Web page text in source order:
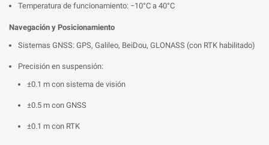
Temperatura de funcionamiento: −10°C a 40°C
Navegación y Posicionamiento
Sistemas GNSS: GPS, Galileo, BeiDou, GLONASS (con RTK habilitado)
Precisión en suspensión:
±0.1 m con sistema de visión
±0.5 m con GNSS
±0.1 m con RTK